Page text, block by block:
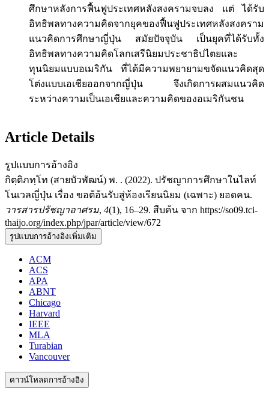
ศึกษาหลังการฟื้นฟูประเทศหลังสงครามจบลง แต่ ได้รับ
อิทธิพลทางความคิดจากยุคของฟื้นฟูประเทศหลังสงคราม
แนวคิดการศึกษาญี่ปุ่น สมัยปัจจุบัน เป็นยุคที่ได้รับทั้ง
อิทธิพลทางความคิดโลกเสรีนิยมประชาธิปไตยและ
ทุนนิยมแบบอเมริกัน ที่ได้มีความพยายามขจัดแนวคิดสุด
โต่งแบบเอเชียออกจากญี่ปุ่น จึงเกิดการผสมแนวคิด
ระหว่างความเป็นเอเชียและความคิดของอเมริกันชน
Article Details
รูปแบบการอ้างอิง
กิตฺติภทฺโท (สายบัวพัฒน์) พ. . (2022). ปรัชญาการศึกษาในไลท์
โนเวลญี่ปุ่น เรื่อง ขอต้อ้นรับสู่ห้องเรียนนิยม (เฉพาะ) ยอดคน.
วารสารปรัชญาอาศรม, 4(1), 16–29. สืบค้น จาก https://so09.tci-
thaijo.org/index.php/jpar/article/view/672
รูปแบบการอ้างอิงเพิ่มเติม
ACM
ACS
APA
ABNT
Chicago
Harvard
IEEE
MLA
Turabian
Vancouver
ดาวน์โหลดการอ้างอิง